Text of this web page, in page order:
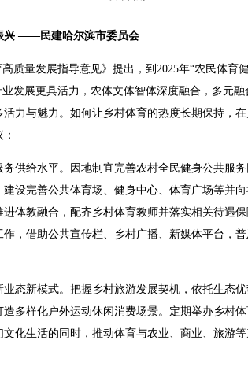
——民建哈尔滨市委员会
量发展指导意见》提出，到2025年“农民体育
发展更具活力，农体文体智体深度融合，多元
力与魅力。如何让乡村体育的热度长期保持，
给水平。因地制宜完善农村全民健身公共服务
设完善公共体育场、健身中心、体育广场等并
体教融合，配齐乡村体育教师并落实相关待遇
，借助公共宣传栏、乡村广播、新媒体平台，
新模式。把握乡村旅游发展契机，依托生态优
多样化户外运动休闲消费场景。定期举办乡村
化生活的同时，推动体育与农业、商业、旅游